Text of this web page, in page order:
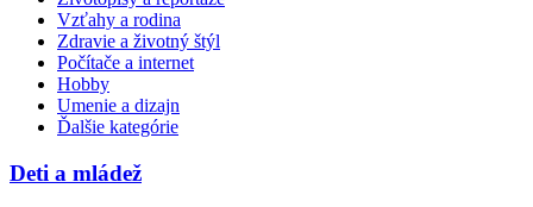
Vzťahy a rodina
Zdravie a životný štýl
Počítače a internet
Hobby
Umenie a dizajn
Ďalšie kategórie
Deti a mládež